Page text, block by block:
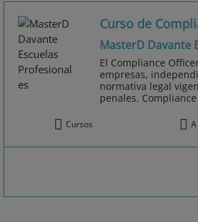
Curso de
MasterD Davante
El Compliance
empresas,
normativa legal
penales.
Cursos